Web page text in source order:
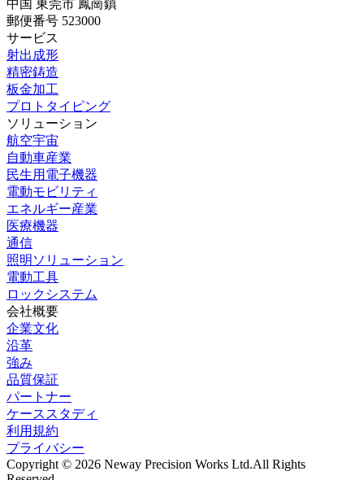
中国 東莞市 鳳崗鎮
郵便番号 523000
サービス
射出成形
精密鋳造
板金加工
プロトタイピング
ソリューション
航空宇宙
自動車産業
民生用電子機器
電動モビリティ
エネルギー産業
医療機器
通信
照明ソリューション
電動工具
ロックシステム
会社概要
企業文化
沿革
強み
品質保証
パートナー
ケーススタディ
利用規約
プライバシー
Copyright © 2026 Neway Precision Works Ltd.All Rights